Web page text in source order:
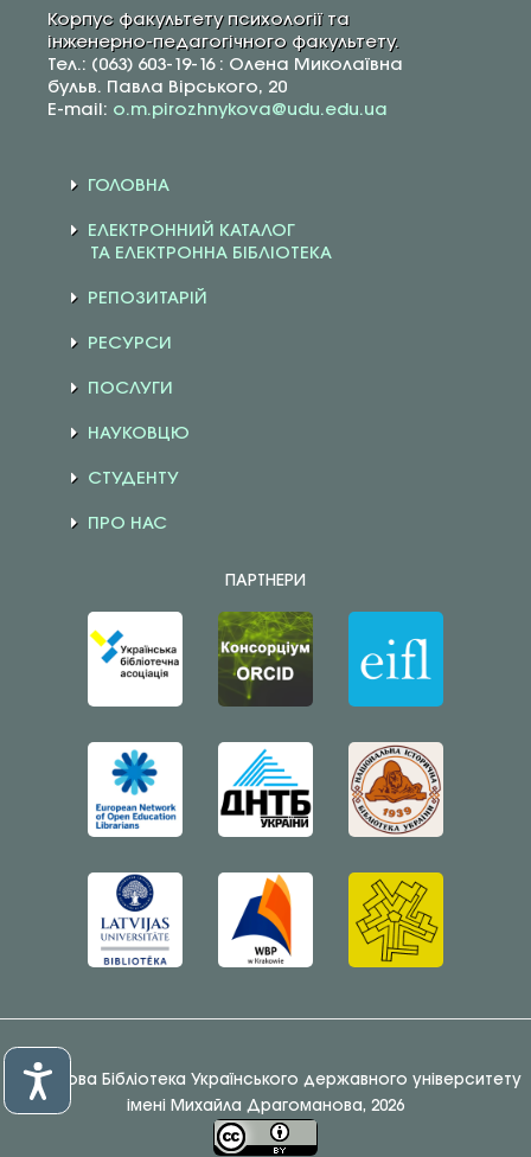
Корпус факультету психології та
інженерно-педагогічного факультету.
Тел.: (063) 603-19-16 : Олена Миколаївна
бульв. Павла Вірського, 20
E-mail: o.m.pirozhnykova@udu.edu.ua
ГОЛОВНА
ЕЛЕКТРОННИЙ КАТАЛОГ
ТА ЕЛЕКТРОННА БІБЛІОТЕКА
РЕПОЗИТАРІЙ
РЕСУРСИ
ПОСЛУГИ
НАУКОВЦЮ
СТУДЕНТУ
ПРО НАС
ПАРТНЕРИ
© Наукова Бібліотека Українського державного університету
імені Михайла Драгоманова, 2026